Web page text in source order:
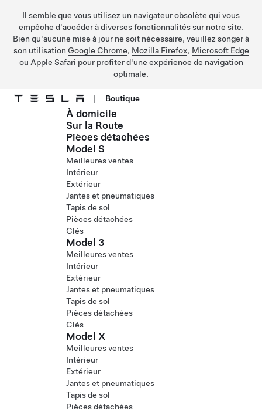
Il semble que vous utilisez un navigateur obsolète qui vous
empêche d'accéder à diverses fonctionnalités sur notre site.
Bien qu'aucune mise à jour ne soit nécessaire, veuillez songer à
son utilisation Google Chrome, Mozilla Firefox, Microsoft Edge
ou Apple Safari pour profiter d'une expérience de navigation
optimale.
Passer au contenu principal
| Boutique
À domicile
Sur la Route
Pièces détachées
Model S
Meilleures ventes
Intérieur
Extérieur
Jantes et pneumatiques
Tapis de sol
Pièces détachées
Clés
Model 3
Meilleures ventes
Intérieur
Extérieur
Jantes et pneumatiques
Tapis de sol
Pièces détachées
Clés
Model X
Meilleures ventes
Intérieur
Extérieur
Jantes et pneumatiques
Tapis de sol
Pièces détachées